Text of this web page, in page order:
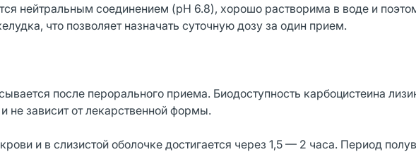
нейтральным соединением (pH 6.8), хорошо растворима в воде и
что позволяет назначать суточную дозу за один прием.
после перорального приема. Биодоступность карбоцистеина
не зависит от лекарственной формы.
и в слизистой оболочке достигается через 1,5 — 2 часа. Период